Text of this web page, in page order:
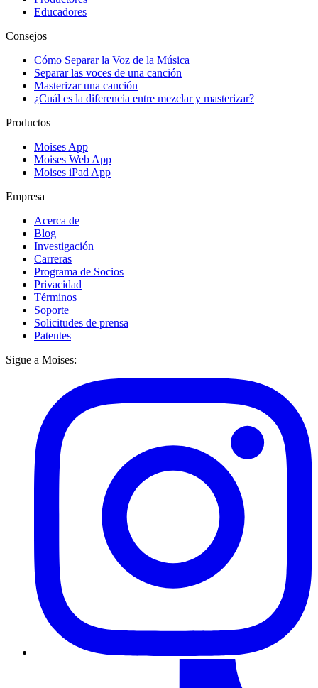
Educadores
Consejos
Cómo Separar la Voz de la Música
Separar las voces de una canción
Masterizar una canción
¿Cuál es la diferencia entre mezclar y masterizar?
Productos
Moises App
Moises Web App
Moises iPad App
Empresa
Acerca de
Blog
Investigación
Carreras
Programa de Socios
Privacidad
Términos
Soporte
Solicitudes de prensa
Patentes
Sigue a Moises: